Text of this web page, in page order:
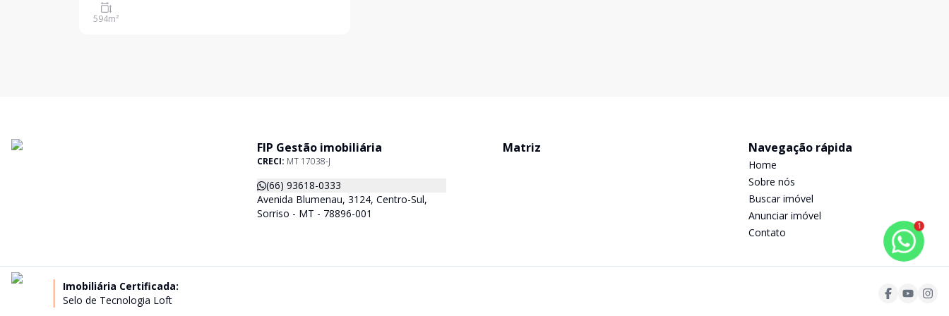
594m²
FIP Gestão imobiliária
CRECI: MT 17038-J
(66) 93618-0333
Avenida Blumenau, 3124, Centro-Sul,
Sorriso - MT - 78896-001
Matriz Navegação rápida
Home
Sobre nós
Buscar imóvel
Anunciar imóvel
Contato
Imobiliária Certificada:
Selo de Tecnologia Loft
1